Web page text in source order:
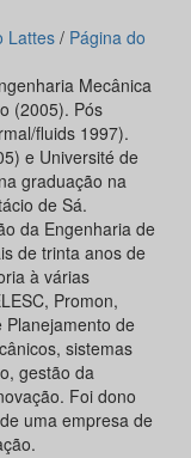
Lattes/ Página do
Mecânica
(2005). Pós
fluids 1997).
e Université de
graduação na
de Sá.
da Engenharia de
de trinta anos de
à várias
Promon,
Planejamento de
sistemas
gestão da
Foi dono
uma empresa de